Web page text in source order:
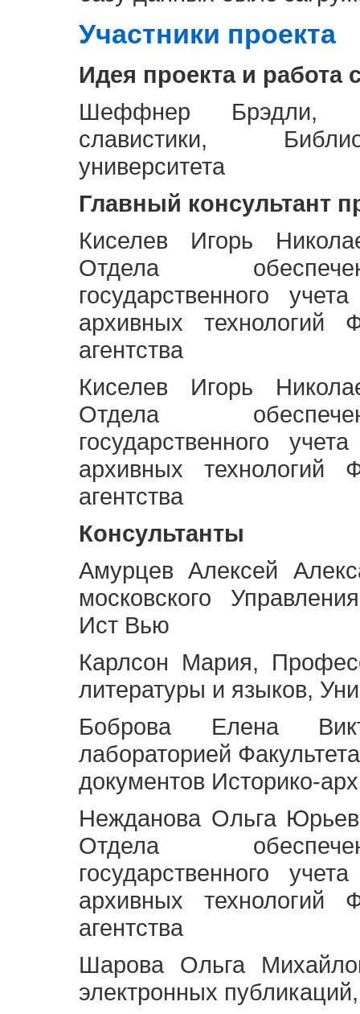
Участники проекта
Идея проекта и работа
Шеффнер Брэдли,
славистики,
университета
Главный консультант
Киселев Игорь
Отдела
государственного
архивных технологий
агентства
Киселев Игорь
Отдела
государственного
архивных технологий
агентства
Консультанты
Амурцев Алексей
московского
Ист Вью
Карлсон Мария,
литературы и языков,
Боброва Елена
лабораторией
документов Историко-
Нежданова Ольга
Отдела
государственного
архивных технологий
агентства
Шарова Ольга
электронных